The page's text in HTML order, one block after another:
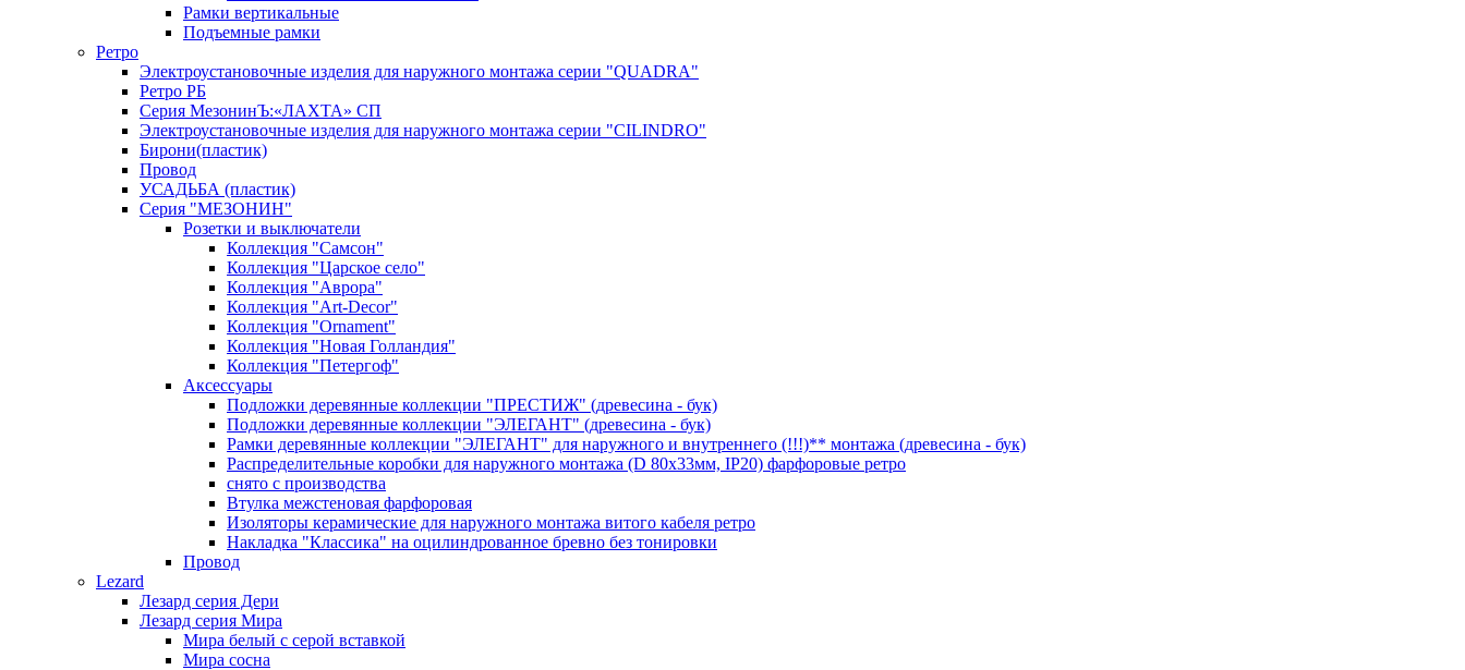
Рамки вертикальные
Подъемные рамки
Ретро
Электроустановочные изделия для наружного монтажа серии "QUADRА"
Ретро РБ
Серия МезонинЪ:«ЛАХТА» СП
Электроустановочные изделия для наружного монтажа серии "CILINDRO"
Бирони(пластик)
Провод
УСАДЬБА (пластик)
Серия "МЕЗОНИН"
Розетки и выключатели
Коллекция "Самсон"
Коллекция "Царское село"
Коллекция "Аврора"
Коллекция "Art-Decor"
Коллекция "Ornament"
Коллекция "Новая Голландия"
Коллекция "Петергоф"
Аксессуары
Подложки деревянные коллекции "ПРЕСТИЖ" (древесина - бук)
Подложки деревянные коллекции "ЭЛЕГАНТ" (древесина - бук)
Рамки деревянные коллекции "ЭЛЕГАНТ" для наружного и внутреннего (!!!)** монтажа (древесина - бук)
Распределительные коробки для наружного монтажа (D 80х33мм, IP20) фарфоровые ретро
снято с производства
Втулка межстеновая фарфоровая
Изоляторы керамические для наружного монтажа витого кабеля ретро
Накладка "Классика" на оцилиндрованное бревно без тонировки
Провод
Lezard
Лезард серия Дери
Лезард серия Мира
Мира белый c серой вставкой
Мира сосна